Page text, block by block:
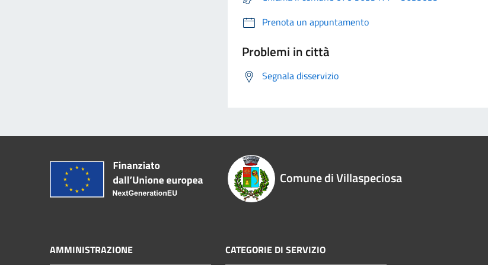
Prenota un appuntamento
Problemi in città
Segnala disservizio
Comune di Villaspeciosa
AMMINISTRAZIONE CATEGORIE DI SERVIZIO